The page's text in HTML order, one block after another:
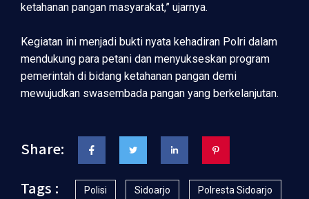
ketahanan pangan masyarakat,” ujarnya.
Kegiatan ini menjadi bukti nyata kehadiran Polri dalam
mendukung para petani dan menyukseskan program
pemerintah di bidang ketahanan pangan demi
mewujudkan swasembada pangan yang berkelanjutan.
Share:
Tags :
Polisi Sidoarjo Polresta Sidoarjo